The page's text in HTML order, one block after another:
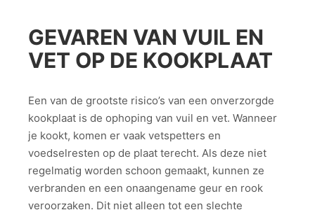
GEVAREN VAN VUIL EN
VET OP DE KOOKPLAAT
Een van de grootste risico’s van een onverzorgde
kookplaat is de ophoping van vuil en vet. Wanneer
je kookt, komen er vaak vetspetters en
voedselresten op de plaat terecht. Als deze niet
regelmatig worden schoon gemaakt, kunnen ze
verbranden en een onaangename geur en rook
veroorzaken. Dit niet alleen tot een slechte